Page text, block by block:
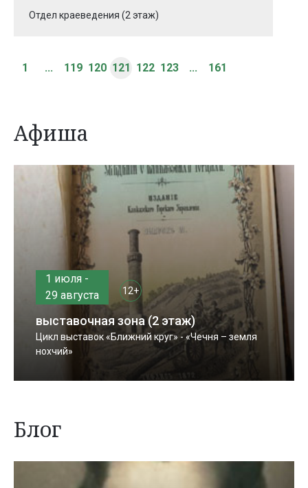
Отдел краеведения (2 этаж)
1 ... 119 120 121 122 123 ... 161
Афиша
1 июля -
29 августа
12+
выставочная зона (2 этаж)
Цикл выставок «Ближний круг» - «Чечня – земля
нохчий»
Блог